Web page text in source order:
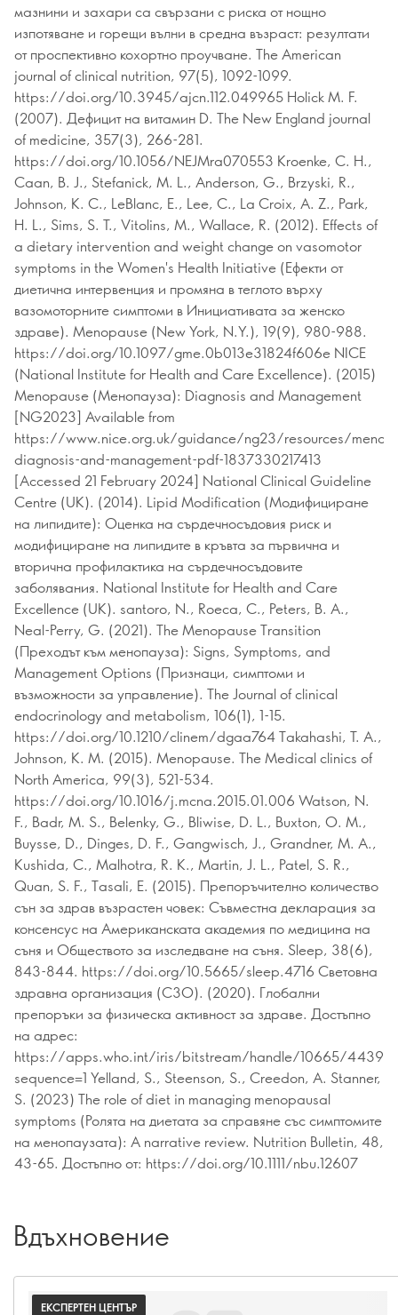
мазнини и захари са свързани с риска от нощно
изпотяване и горещи вълни в средна възраст: резултати
от проспективно кохортно проучване. The American
journal of clinical nutrition, 97(5), 1092-1099.
https://doi.org/10.3945/ajcn.112.049965 Holick M. F.
(2007). Дефицит на витамин D. The New England journal
of medicine, 357(3), 266-281.
https://doi.org/10.1056/NEJMra070553 Kroenke, C. H.,
Caan, B. J., Stefanick, M. L., Anderson, G., Brzyski, R.,
Johnson, K. C., LeBlanc, E., Lee, C., La Croix, A. Z., Park,
H. L., Sims, S. T., Vitolins, M., Wallace, R. (2012). Effects of
a dietary intervention and weight change on vasomotor
symptoms in the Women's Health Initiative (Ефекти от
диетична интервенция и промяна в теглото върху
вазомоторните симптоми в Инициативата за женско
здраве). Menopause (New York, N.Y.), 19(9), 980-988.
https://doi.org/10.1097/gme.0b013e31824f606e NICE
(National Institute for Health and Care Excellence). (2015)
Menopause (Менопауза): Diagnosis and Management
[NG2023] Available from
https://www.nice.org.uk/guidance/ng23/resources/
diagnosis-and-management-pdf-1837330217413
[Accessed 21 February 2024] National Clinical Guideline
Centre (UK). (2014). Lipid Modification (Модифициране
на липидите): Оценка на сърдечносъдовия риск и
модифициране на липидите в кръвта за първична и
вторична профилактика на сърдечносъдовите
заболявания. National Institute for Health and Care
Excellence (UK). santoro, N., Roeca, C., Peters, B. A.,
Neal-Perry, G. (2021). The Menopause Transition
(Преходът към менопауза): Signs, Symptoms, and
Management Options (Признаци, симптоми и
възможности за управление). The Journal of clinical
endocrinology and metabolism, 106(1), 1-15.
https://doi.org/10.1210/clinem/dgaa764 Takahashi, T. A.,
Johnson, K. M. (2015). Menopause. The Medical clinics of
North America, 99(3), 521-534.
https://doi.org/10.1016/j.mcna.2015.01.006 Watson, N.
F., Badr, M. S., Belenky, G., Bliwise, D. L., Buxton, O. M.,
Buysse, D., Dinges, D. F., Gangwisch, J., Grandner, M. A.,
Kushida, C., Malhotra, R. K., Martin, J. L., Patel, S. R.,
Quan, S. F., Tasali, E. (2015). Препоръчително количество
сън за здрав възрастен човек: Съвместна декларация за
консенсус на Американската академия по медицина на
съня и Обществото за изследване на съня. Sleep, 38(6),
843-844. https://doi.org/10.5665/sleep.4716 Световна
здравна организация (СЗО). (2020). Глобални
препоръки за физическа активност за здраве. Достъпно
на адрес:
https://apps.who.int/iris/bitstream/handle/10665/
sequence=1 Yelland, S., Steenson, S., Creedon, A. Stanner,
S. (2023) The role of diet in managing menopausal
symptoms (Ролята на диетата за справяне със симптомите
на менопаузата): A narrative review. Nutrition Bulletin, 48,
43-65. Достъпно от: https://doi.org/10.1111/nbu.12607
Вдъхновение
ЕКСПЕРТЕН ЦЕНТЪР